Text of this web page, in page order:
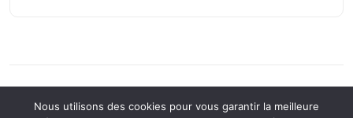
Nous utilisons des cookies pour vous garantir la meilleure